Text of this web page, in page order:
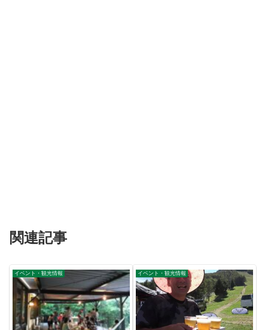
関連記事
イベント・観光情報 イベント・観光情報